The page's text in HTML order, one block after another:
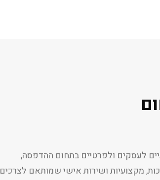
לעסקים ולפרטיים בתחום ההדפסה,
מקצועיות ושירות אישי שמותאם לצרכים